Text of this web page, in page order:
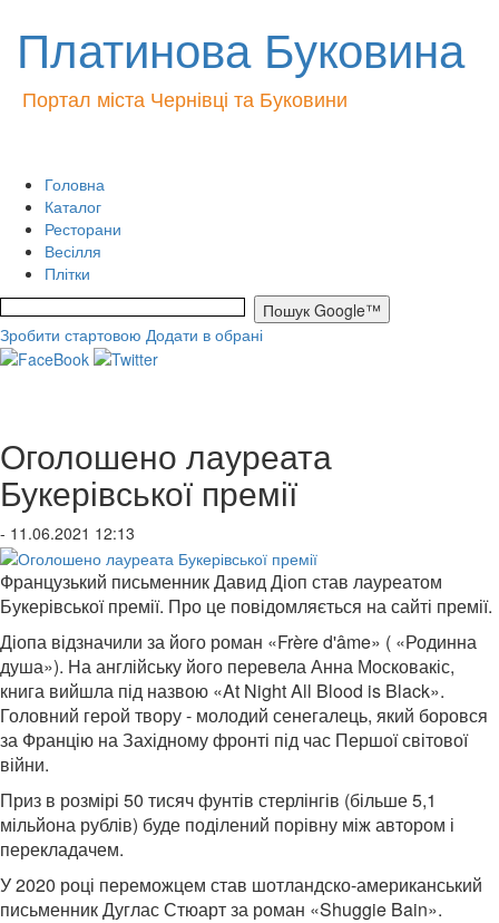
Платинова Буковина
Портал міста Чернівці та Буковини
Головна
Каталог
Ресторани
Весілля
Плітки
Зробити стартовою Додати в обрані
Оголошено лауреата
Букерівської премії
- 11.06.2021 12:13
Французький письменник Давид Діоп став лауреатом
Букерівської премії. Про це повідомляється на сайті премії.
Діопа відзначили за його роман «Frère d'âme» ( «Родинна
душа»). На англійську його перевела Анна Московакіс,
книга вийшла під назвою «At Night All Blood is Black».
Головний герой твору - молодий сенегалець, який боровся
за Францію на Західному фронті під час Першої світової
війни.
Приз в розмірі 50 тисяч фунтів стерлінгів (більше 5,1
мільйона рублів) буде поділений порівну між автором і
перекладачем.
У 2020 році переможцем став шотландско-американський
письменник Дуглас Стюарт за роман «Shuggie Bain».